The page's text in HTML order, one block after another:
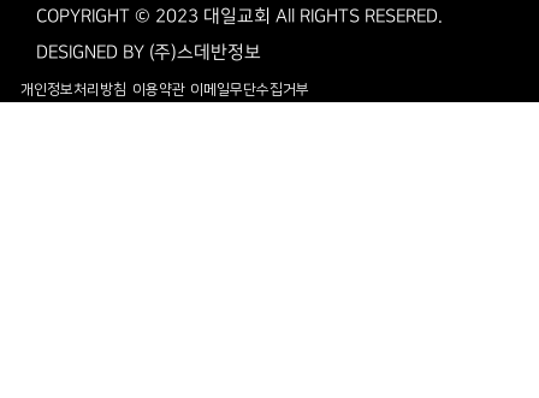
COPYRIGHT © 2023 대일교회 All RIGHTS RESERED.
DESIGNED BY (주)스데반정보
개인정보처리방침 이용약관 이메일무단수집거부